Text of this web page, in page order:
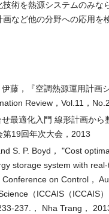
術を熱源システムのみな
画など他の分野への応用を
伊藤，『空調熱源運用計画
Review，Vol.11，
せ最適化入門 線形計画から
第19回年次大会，2013
S. P. Boyd， "Cost
storage system with
on Control，
（ICCAIS（ICCAIS）
237.， Nha Trang，